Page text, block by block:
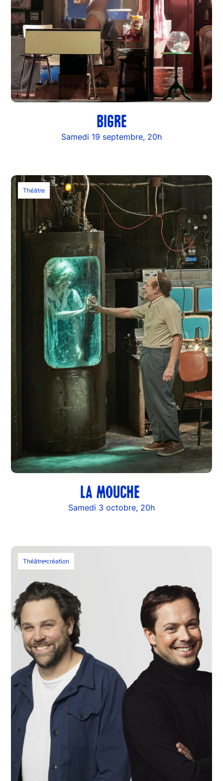
BIGRE
Samedi 19 septembre, 20h
Théâtre
LA MOUCHE
Samedi 3 octobre, 20h
Théâtre création